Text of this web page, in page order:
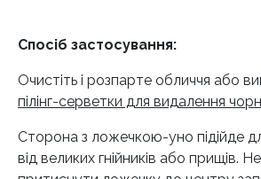
Спосіб застосування:
Очистіть і розпарте обличчя або
пілінг-серветки для видалення
Сторона з ложечкою-уно підійде
від великих гнійників або прищів.